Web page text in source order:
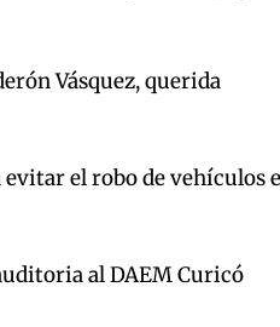
Vásquez, querida
el robo de vehículos
al DAEM Curicó